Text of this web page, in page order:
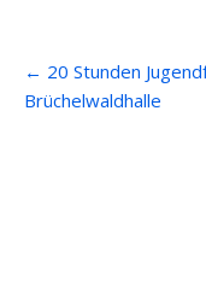
navigation
← 20 Stunden
Brüchelwaldhalle